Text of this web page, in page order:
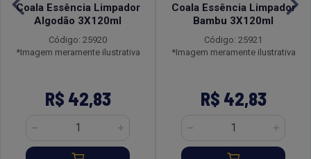
Coala Essência Limpador
Algodão 3X120ml
Código: 25920
*Imagem meramente ilustrativa
R$ 42,83
Coala Essência Limpador
Bambu 3X120ml
Código: 25921
*Imagem meramente ilustrativa
R$ 42,83